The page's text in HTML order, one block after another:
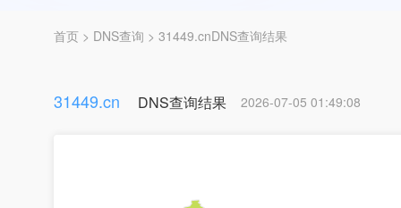
首页 > DNS查询 > 31449.cnDNS查询结果
31449.cn DNS查询结果 2026-07-05 01:49:08